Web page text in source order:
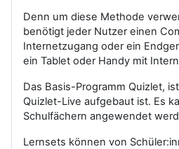
Denn um diese Methode
benötigt jeder Nutzer einen
Internetzugang oder ein
ein Tablet oder Handy mit
Das Basis-Programm Quizlet,
Quizlet-Live aufgebaut ist. Es
Schulfächern angewendet
Lernsets können von